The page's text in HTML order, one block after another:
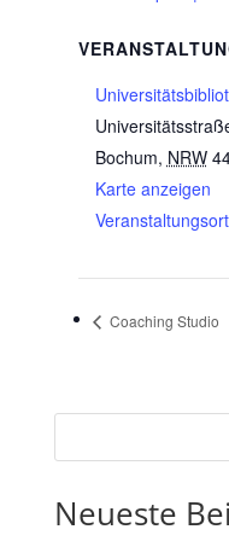
Bochum, NRW
Karte anzeigen
Coaching Studio
Neueste